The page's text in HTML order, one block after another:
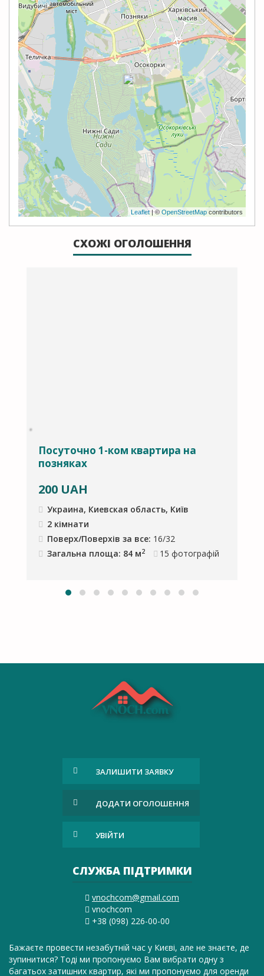
Leaflet| © OpenStreetMap contributors
СХОЖІ ОГОЛОШЕННЯ
Посуточно 1-ком квартира на
позняках
200 UAH
Украина, Киевская область, Київ
2 кімнати
Поверх/Поверхів за все: 16/32
Загальна площа: 84 м2 15 фотографій
ЗАЛИШИТИ ЗАЯВКУ
ДОДАТИ ОГОЛОШЕННЯ
УВІЙТИ
СЛУЖБА ПІДТРИМКИ
vnochcom@gmail.com
vnochcom
+38 (098) 226-00-00
Бажаєте провести незабутній час у Києві, але не знаєте, де
зупинитися? Тоді ми пропонуємо Вам вибрати одну з
багатьох затишних квартир, які ми пропонуємо для оренди